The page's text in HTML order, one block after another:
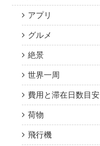
アプリ
グルメ
絶景
世界一周
費用と滞在日数目安
荷物
飛行機